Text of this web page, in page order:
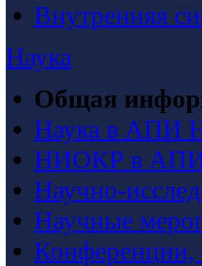
Внутренняя
Наука
Общая
Наука в АПИ
НИОКР в
Научно-
Научные